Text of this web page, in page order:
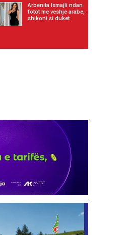
Arbenita Ismajli ndan
fotot me veshje arabe,
shikoni si duket